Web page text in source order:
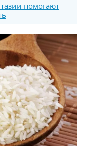
помогают